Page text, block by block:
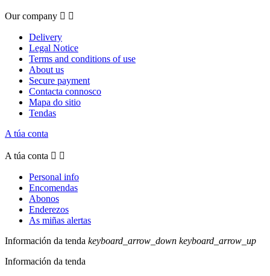
Our company  
Delivery
Legal Notice
Terms and conditions of use
About us
Secure payment
Contacta connosco
Mapa do sitio
Tendas
A túa conta
A túa conta  
Personal info
Encomendas
Abonos
Enderezos
As miñas alertas
Información da tenda keyboard_arrow_down keyboard_arrow_up
Información da tenda